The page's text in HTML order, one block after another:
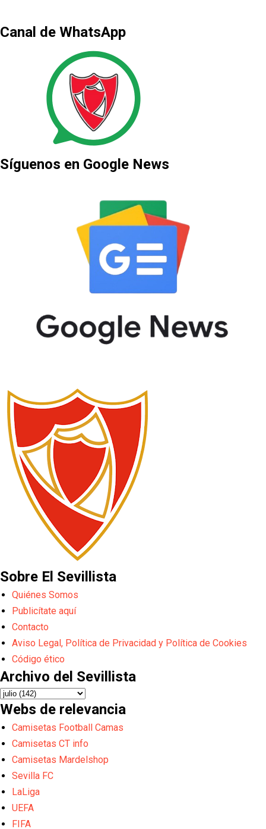
Canal de WhatsApp
Síguenos en Google News
Sobre El Sevillista
Quiénes Somos
Publicítate aquí
Contacto
Aviso Legal, Política de Privacidad y Política de Cookies
Código ético
Archivo del Sevillista
Webs de relevancia
Camisetas Football Camas
Camisetas CT info
Camisetas Mardelshop
Sevilla FC
LaLiga
UEFA
FIFA